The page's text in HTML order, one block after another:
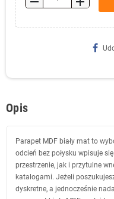
Opis
Parapet MDF biały mat to
odcień bez połysku wpisuje
przestrzenie, jak i przytulne
katalogami. Jeżeli
dyskretne, a jednocześnie